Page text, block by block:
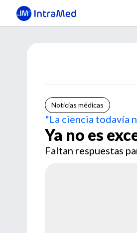
Noticias médicas
"La ciencia todavía
Ya no es
Faltan respuestas